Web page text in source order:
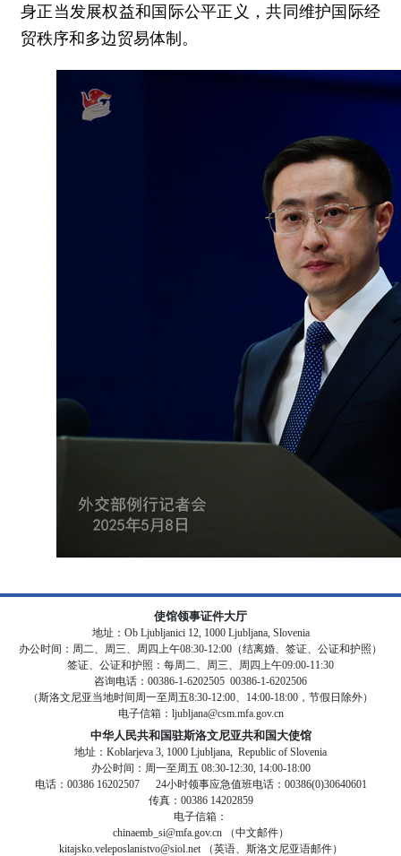
身正当发展权益和国际公平正义，共同维护国际经
贸秩序和多边贸易体制。
中华人民共和国驻斯洛文尼亚共和国大使馆
地址：Koblarjeva 3, 1000 Ljubljana, Republic of Slovenia
办公时间：周一至周五 08:30-12:30, 14:00-18:00
电话：00386 16202507 24小时领事应急值班电话：00386(0)30640601
传真：00386 14202859
电子信箱：
chinaemb_si@mfa.gov.cn （中文邮件）
kitajsko.veleposlanistvo@siol.net （英语、斯洛文尼亚语邮件）
使馆领事证件大厅
地址：Ob Ljubljanici 12, 1000 Ljubljana, Slovenia
办公时间：周二、周三、周四上午08:30-12:00（结离婚、签证、公证和护照）
签证、公证和护照：每周二、周三、周四上午09:00-11:30
咨询电话：00386-1-6202505 00386-1-6202506
（斯洛文尼亚当地时间周一至周五8:30-12:00、14:00-18:00，节假日除外）
电子信箱：ljubljana@csm.mfa.gov.cn